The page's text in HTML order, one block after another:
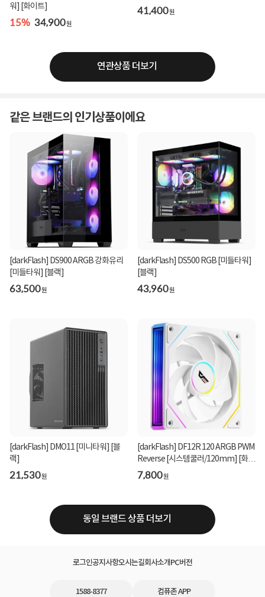
워] [화이트]
15% 34,900원
41,400원
연관상품 더보기
같은 브랜드의 인기상품이에요
[darkFlash] DS900 ARGB 강화유리
[미들타워] [블랙]
63,500원
[darkFlash] DS500 RGB [미들타워]
[블랙]
43,960원
[darkFlash] DMO11 [미니타워] [블
랙]
21,530원
[darkFlash] DF12R 120 ARGB PWM
Reverse [시스템쿨러/120mm] [화이
트]
7,800원
동일 브랜드 상품 더보기
로그인공지사항오시는길회사소개PC버전
1588-8377 컴퓨존 APP